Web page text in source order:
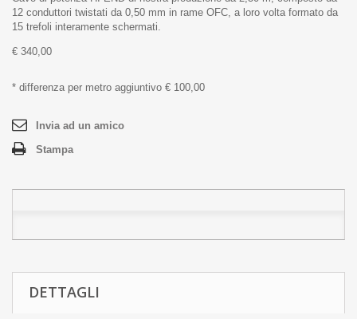
12 conduttori twistati da 0,50 mm in rame OFC, a loro volta formato da
15 trefoli interamente schermati.
€ 340,00
* differenza per metro aggiuntivo € 100,00
Invia ad un amico
Stampa
DETTAGLI